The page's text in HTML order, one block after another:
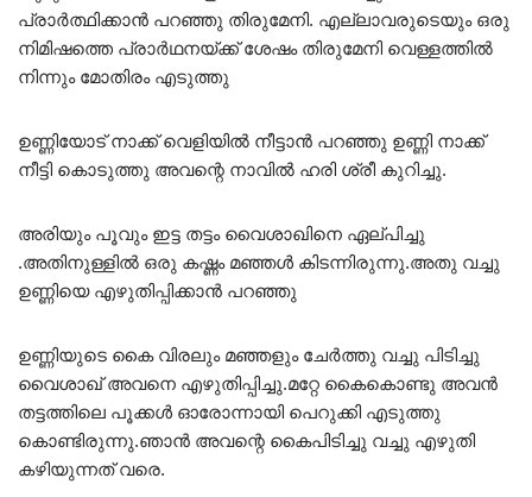
പ്രാർത്ഥിക്കാൻ പറഞ്ഞു തിരുമേനി. എല്ലാവരുടെയും ഒരു
നിമിഷത്തെ പ്രാർഥനയ്ക്ക് ശേഷം തിരുമേനി വെള്ളത്തിൽ
നിന്നും മോതിരം എടുത്തു
ഉണ്ണിയോട് നാക്ക് വെളിയിൽ നീട്ടാൻ പറഞ്ഞു ഉണ്ണി നാക്ക്
നീട്ടി കൊടുത്തു അവന്റെ നാവിൽ ഹരി ശ്രീ കുറിച്ചു.
അരിയും പൂവും ഇട്ട തട്ടം വൈശാഖിനെ ഏല്പിച്ചു
.അതിനുള്ളിൽ ഒരു കഷ്ണം മഞ്ഞൾ കിടന്നിരുന്നു.അതു വച്ചു
ഉണ്ണിയെ എഴുതിപ്പിക്കാൻ പറഞ്ഞു
ഉണ്ണിയുടെ കൈ വിരലും മഞ്ഞളും ചേർത്തു വച്ചു പിടിച്ചു
വൈശാഖ് അവനെ എഴുതിപ്പിച്ചു.മറ്റേ കൈകൊണ്ടു അവൻ
തട്ടത്തിലെ പൂക്കൾ ഓരോന്നായി പെറുക്കി എടുത്തു
കൊണ്ടിരുന്നു.ഞാൻ അവന്റെ കൈപിടിച്ചു വച്ചു എഴുതി
കഴിയുന്നത് വരെ.